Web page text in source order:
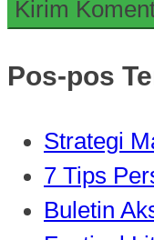
Pos-pos
Strategi
7 Tips
Buletin